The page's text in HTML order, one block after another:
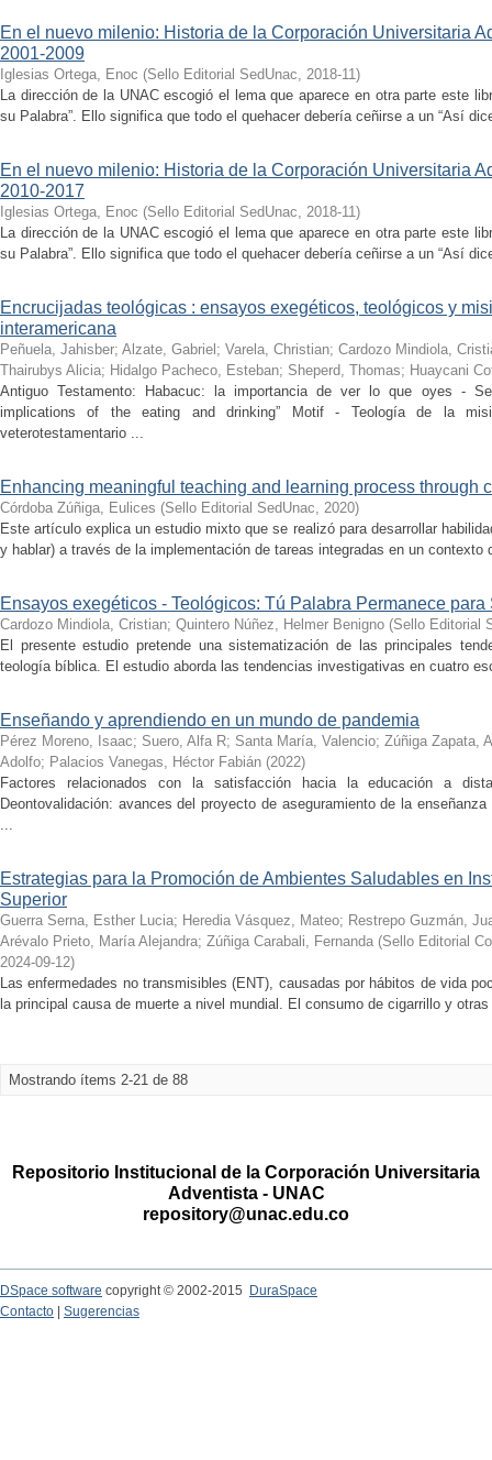
En el nuevo milenio: Historia de la Corporación Universitaria
2001-2009
Iglesias Ortega, Enoc (Sello Editorial SedUnac, 2018-11)
La dirección de la UNAC escogió el lema que aparece en otra parte este
su Palabra”. Ello significa que todo el quehacer debería ceñirse a un “Así
En el nuevo milenio: Historia de la Corporación Universitaria
2010-2017
Iglesias Ortega, Enoc (Sello Editorial SedUnac, 2018-11)
La dirección de la UNAC escogió el lema que aparece en otra parte este
su Palabra”. Ello significa que todo el quehacer debería ceñirse a un “Así
Encrucijadas teológicas : ensayos exegéticos, teológicos y
interamericana
Peñuela, Jahisber; Alzate, Gabriel ; Varela, Christian; Cardozo Mindiola,
Thairubys Alicia; Hidalgo Pacheco, Esteban; Sheperd, Thomas; Huaycani
Antiguo Testamento: Habacuc: la importancia de ver lo que oyes -
implications of the eating and drinking” Motif - Teología de la
veterotestamentario ...
Enhancing meaningful teaching and learning process through
Córdoba Zúñiga, Eulices (Sello Editorial SedUnac, 2020)
Este artículo explica un estudio mixto que se realizó para desarrollar
y hablar) a través de la implementación de tareas integradas en un contexto
Ensayos exegéticos - Teológicos: Tú Palabra Permanece para
Cardozo Mindiola, Cristian; Quintero Núñez, Helmer Benigno (Sello Editorial
El presente estudio pretende una sistematización de las principales
teología bíblica. El estudio aborda las tendencias investigativas en cuatro
Enseñando y aprendiendo en un mundo de pandemia
Pérez Moreno, Isaac; Suero, Alfa R; Santa María, Valencio; Zúñiga Zapata,
Adolfo; Palacios Vanegas, Héctor Fabián (2022)
Factores relacionados con la satisfacción hacia la educación a
Deontovalidación: avances del proyecto de aseguramiento de la
...
Estrategias para la Promoción de Ambientes Saludables en
Superior
Guerra Serna, Esther Lucia; Heredia Vásquez, Mateo; Restrepo Guzmán,
Arévalo Prieto, María Alejandra; Zúñiga Carabali, Fernanda (Sello Editorial
2024-09-12)
Las enfermedades no transmisibles (ENT), causadas por hábitos de vida
la principal causa de muerte a nivel mundial. El consumo de cigarrillo y
Mostrando ítems 2-21 de 88
Repositorio Institucional de la Corporación Universitaria
Adventista - UNAC
repository@unac.edu.co
DSpace software copyright © 2002-2015
DuraSpace
Contacto
Sugerencias